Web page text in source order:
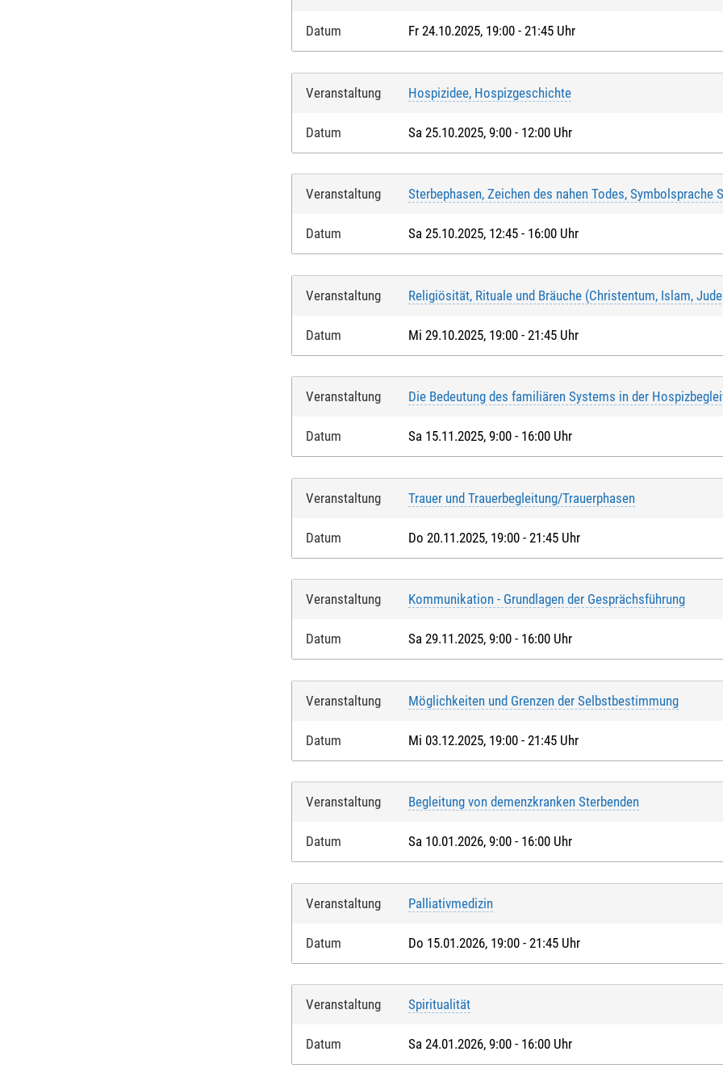
Datum Fr 24.10.2025, 19:00 - 21:45 Uhr
Veranstaltung Hospizidee, Hospizgeschichte
Datum Sa 25.10.2025, 9:00 - 12:00 Uhr
Veranstaltung Sterbephasen, Zeichen des nahen Todes, Symbolsprache
Datum Sa 25.10.2025, 12:45 - 16:00 Uhr
Veranstaltung Religiösität, Rituale und Bräuche (Christentum, Islam,
Datum Mi 29.10.2025, 19:00 - 21:45 Uhr
Veranstaltung Die Bedeutung des familiären Systems in der
Datum Sa 15.11.2025, 9:00 - 16:00 Uhr
Veranstaltung Trauer und Trauerbegleitung/Trauerphasen
Datum Do 20.11.2025, 19:00 - 21:45 Uhr
Veranstaltung Kommunikation - Grundlagen der Gesprächsführung
Datum Sa 29.11.2025, 9:00 - 16:00 Uhr
Veranstaltung Möglichkeiten und Grenzen der Selbstbestimmung
Datum Mi 03.12.2025, 19:00 - 21:45 Uhr
Veranstaltung Begleitung von demenzkranken Sterbenden
Datum Sa 10.01.2026, 9:00 - 16:00 Uhr
Veranstaltung Palliativmedizin
Datum Do 15.01.2026, 19:00 - 21:45 Uhr
Veranstaltung Spiritualität
Datum Sa 24.01.2026, 9:00 - 16:00 Uhr